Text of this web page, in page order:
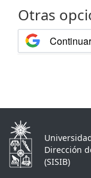
Otras
Dirección
(SISIB)